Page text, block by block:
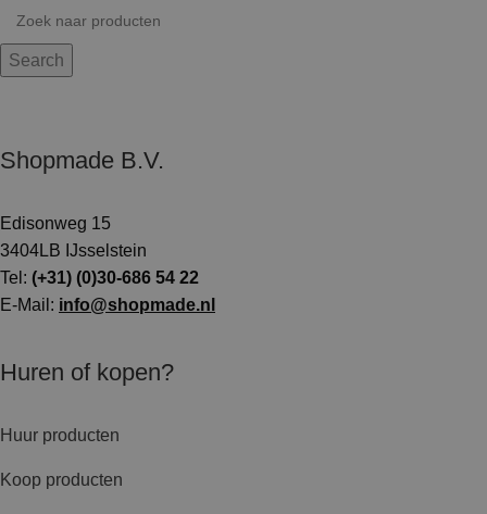
Search
Shopmade B.V.
Edisonweg 15
3404LB IJsselstein
Tel: (+31) (0)30-686 54 22
E-Mail: info@shopmade.nl
Huren of kopen?
Huur producten
Koop producten